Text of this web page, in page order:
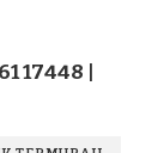
17448 |